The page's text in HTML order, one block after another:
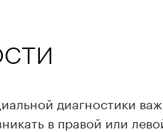
диагностики
в правой или